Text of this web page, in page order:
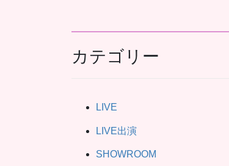
カテゴリー
LIVE
LIVE出演
SHOWROOM